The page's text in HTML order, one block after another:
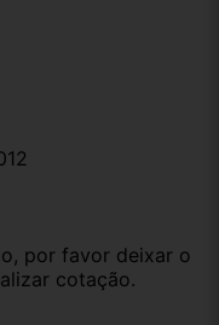
por favor deixar o
cotação.